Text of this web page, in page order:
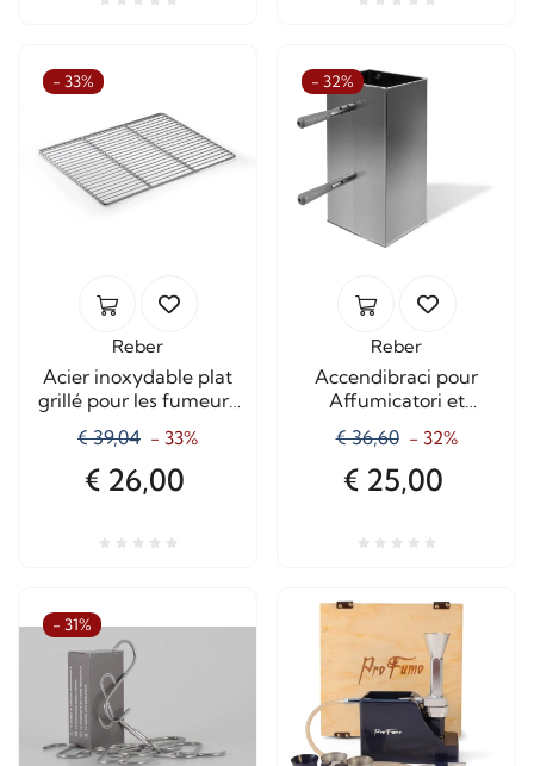
- 33%
Reber
Acier inoxydable plat
grillé pour les fumeurs
€ 39,04 - 33%
€ 26,00
- 32%
Reber
Accendibraci pour
Affumicatori et
€ 36,60 - 32%
€ 25,00
- 31%